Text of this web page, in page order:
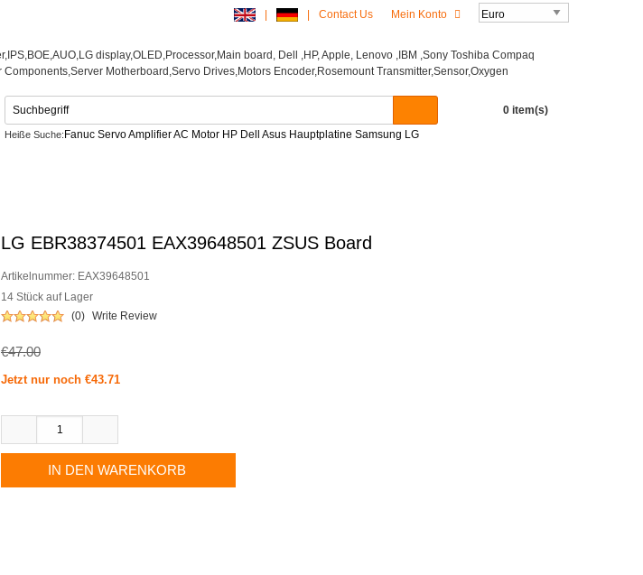
Mein Konto
Contact Us
0 item(s)
Heiße Suche: Fanuc Servo Amplifier AC Motor HP Dell Asus Hauptplatine Samsung LG
LG EBR38374501 EAX39648501 ZSUS Board
Artikelnummer: EAX39648501
14 Stück auf Lager
(0) Write Review
€47.00
Jetzt nur noch €43.71